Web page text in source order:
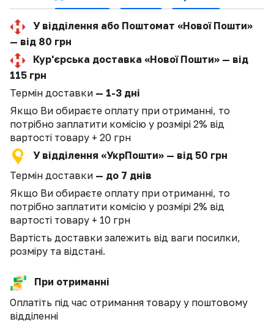
У відділення або Поштомат «Нової Пошти»
— від 80 грн
Кур'єрська доставка «Нової Пошти» — від
115 грн
Термін доставки — 1-3 дні
Якщо Ви обираєте оплату при отриманні, то
потрібно заплатити комісію у розмірі 2% від
вартості товару + 20 грн
У відділення «УкрПошти» — від 50 грн
Термін доставки — до 7 днів
Якщо Ви обираєте оплату при отриманні, то
потрібно заплатити комісію у розмірі 2% від
вартості товару + 10 грн
Вартість доставки залежить від ваги посилки,
розміру та відстані.
При отриманні
Оплатіть під час отримання товару у поштовому
відділенні